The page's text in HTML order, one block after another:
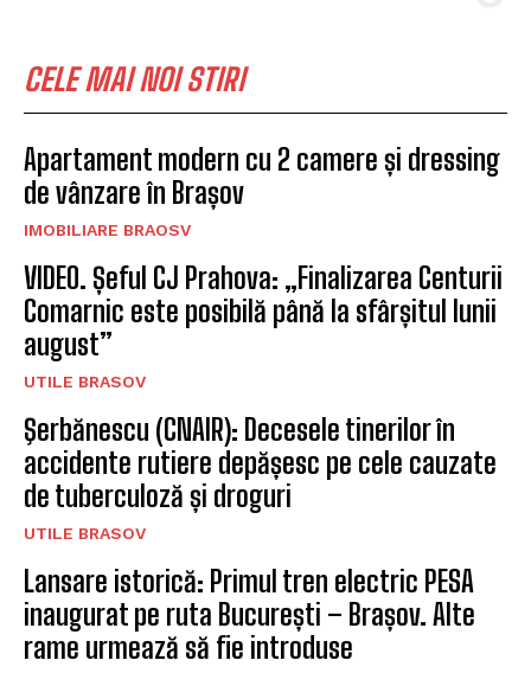
CELE MAI NOI STIRI
Apartament modern cu 2 camere și dressing
de vânzare în Brașov
IMOBILIARE BRAOSV
VIDEO. Șeful CJ Prahova: „Finalizarea Centurii
Comarnic este posibilă până la sfârșitul lunii
august”
UTILE BRASOV
Şerbănescu (CNAIR): Decesele tinerilor în
accidente rutiere depășesc pe cele cauzate
de tuberculoză și droguri
UTILE BRASOV
Lansare istorică: Primul tren electric PESA
inaugurat pe ruta București – Brașov. Alte
rame urmează să fie introduse